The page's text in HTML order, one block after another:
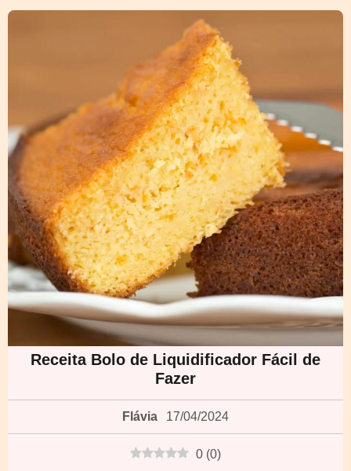
Receita Bolo de Liquidificador Fácil de
Fazer
Flávia 17/04/2024
0 (0)